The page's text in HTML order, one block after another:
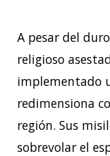
A pesar del
religioso
implementado
redimensiona
región. Sus
sobrevolar el